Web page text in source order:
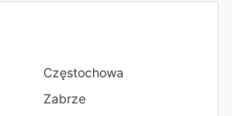
Częstochowa
Zabrze